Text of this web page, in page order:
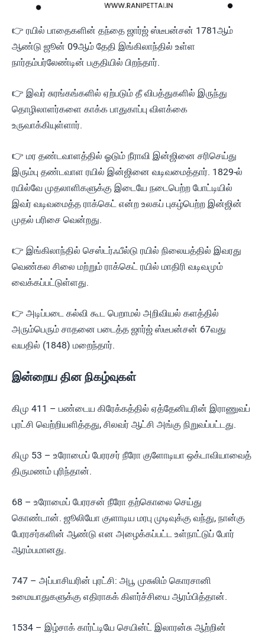
👉 ரயில் பாதைகளின் தந்தை ஜார்ஜ் ஸ்டீபன்சன் 1781ஆம்
ஆண்டு ஜூன் 09ஆம் தேதி இங்கிலாந்தில் உள்ள
நார்தம்பர்லேண்டின் பகுதியில் பிறந்தார்.
👉 இவர் சுரங்கங்களில் ஏற்படும் தீ விபத்துகளில் இருந்து
தொழிலாளர்களை காக்க பாதுகாப்பு விளக்கை
உருவாக்கியுள்ளார்.
👉 மர தண்டவாளத்தில் ஓடும் நீராவி இன்ஜினை சரிசெய்து
இரும்பு தண்டவாள ரயில் இன்ஜினை வடிவமைத்தார். 1829-ல்
ரயில்வே முதலாளிகளுக்கு இடையே நடைபெற்ற போட்டியில்
இவர் வடிவமைத்த ராக்கெட் என்ற உலகப் புகழ்பெற்ற இன்ஜின்
முதல் பரிசை வென்றது.
👉 இங்கிலாந்தில் செஸ்டர்ஃபீல்டு ரயில் நிலையத்தில் இவரது
வெண்கல சிலை மற்றும் ராக்கெட் ரயில் மாதிரி வடிவமும்
வைக்கப்பட்டுள்ளது.
👉 அடிப்படை கல்வி கூட பெறாமல் அறிவியல் களத்தில்
அரும்பெரும் சாதனை படைத்த ஜார்ஜ் ஸ்டீபன்சன் 67வது
வயதில் (1848) மறைந்தார்.
இன்றைய தின நிகழ்வுகள்
கிமு 411 – பண்டைய கிரேக்கத்தில் ஏத்தேனியரின் இராணுவப்
புரட்சி வெற்றியளித்தது, சிலவர் ஆட்சி அங்கு நிறுவப்பட்டது.
கிமு 53 – உரோமைப் பேரரசர் நீரோ குளோடியா ஒக்டாவியாவைத்
திருமணம் புரிந்தான்.
68 – உரோமைப் பேரரசன் நீரோ தற்கொலை செய்து
கொண்டான். ஜூலியோ குளாடிய மரபு முடிவுக்கு வந்து, நான்கு
பேரரசர்களின் ஆண்டு என அழைக்கப்பட்ட உள்நாட்டுப் போர்
ஆரம்பமானது.
747 – அப்பாசியரின் புரட்சி: அபூ முசுலிம் கொரசானி
உமையாதுகளுக்கு எதிராகக் கிளர்ச்சியை ஆரம்பித்தான்.
1534 – இழ்சாக் கார்ட்டியே செயின்ட் இலாரன்சு ஆற்றின்